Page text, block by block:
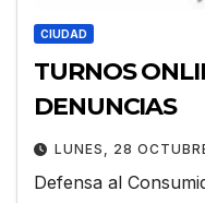
CIUDAD
TURNOS
DENUNCIAS
LUNES, 28
Defensa al